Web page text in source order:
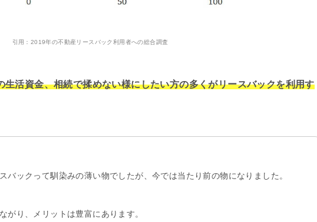
引用： 2019年の不動産リースバック利用者への総合調査
生活資金、相続で揉めない様にしたい方の多くがリースバックを利用す
バックって馴染みの薄い物でしたが、今では当たり前の物になりました。
がり、メリットは豊富にあります。